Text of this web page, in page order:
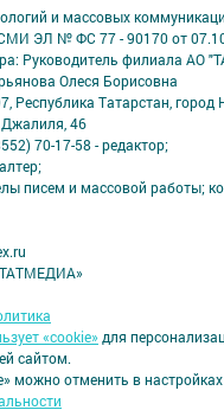
и массовых
СМИ ЭЛ № ФС 77 - 90170 от
Руководитель филиала АО
Олеся Борисовна
Республика Татарстан,
46
70-17-58 - редактор;
писем и массовой работы;
«cookie»для
сайтом.
можно отменить в